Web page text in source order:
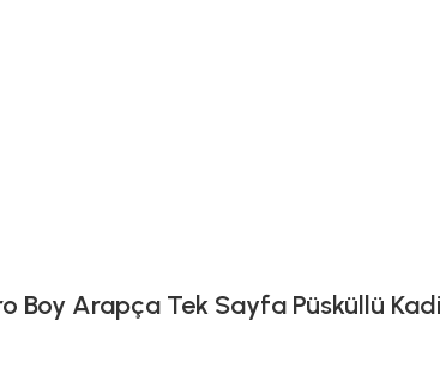
Arapça Tek Sayfa Püsküllü